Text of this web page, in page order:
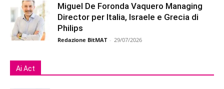
Miguel De Foronda Vaquero Managing
Director per Italia, Israele e Grecia di
Philips
Redazione BitMAT - 29/07/2026
Ai Act